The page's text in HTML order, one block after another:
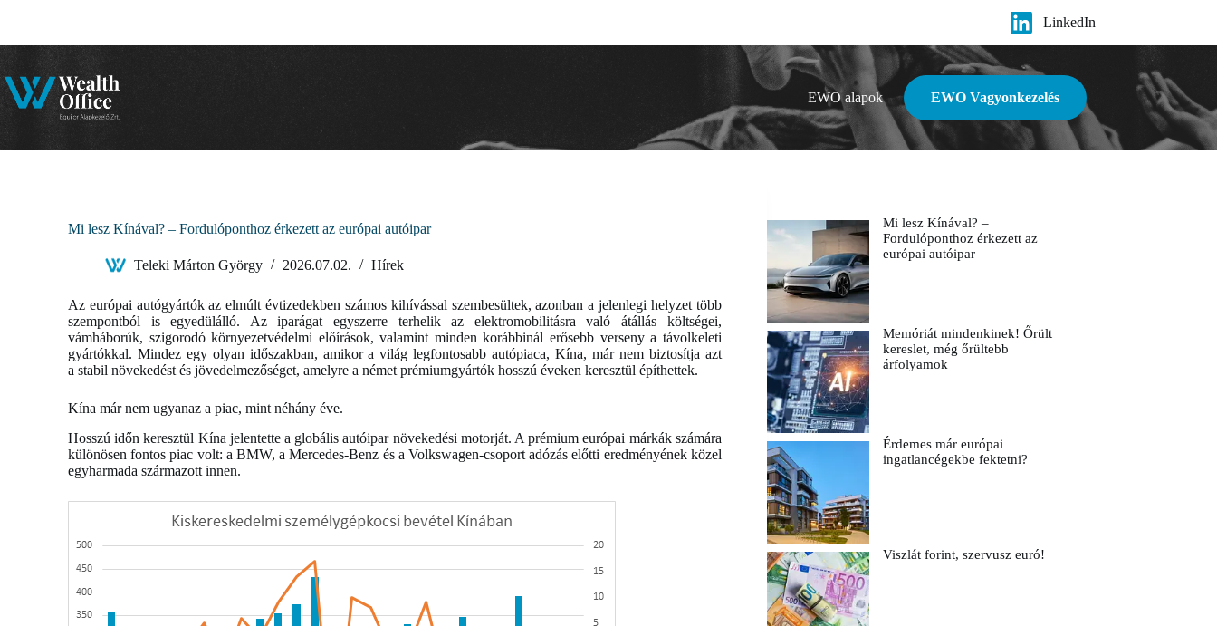
LinkedIn
EWO alapok EWO Vagyonkezelés
Mi lesz Kínával? – Fordulóponthoz érkezett az európai autóipar
Teleki Márton György 2026.07.02. Hírek
Az európai autógyártók az elmúlt évtizedekben számos kihívással szembesültek, azonban a jelenlegi helyzet több
szempontból is egyedülálló. Az iparágat egyszerre terhelik az elektromobilitásra való átállás költségei,
vámháborúk, szigorodó környezetvédelmi előírások, valamint minden korábbinál erősebb verseny a távolkeleti
gyártókkal. Mindez egy olyan időszakban, amikor a világ legfontosabb autópiaca, Kína, már nem biztosítja azt
a stabil növekedést és jövedelmezőséget, amelyre a német prémiumgyártók hosszú éveken keresztül építhettek.
Kína már nem ugyanaz a piac, mint néhány éve.
Hosszú időn keresztül Kína jelentette a globális autóipar növekedési motorját. A prémium európai márkák számára
különösen fontos piac volt: a BMW, a Mercedes-Benz és a Volkswagen-csoport adózás előtti eredményének közel
egyharmada származott innen.
Mi lesz Kínával? –
Fordulóponthoz érkezett az
európai autóipar
Memóriát mindenkinek! Őrült
kereslet, még őrültebb
árfolyamok
Érdemes már európai
ingatlancégekbe fektetni?
Viszlát forint, szervusz euró!